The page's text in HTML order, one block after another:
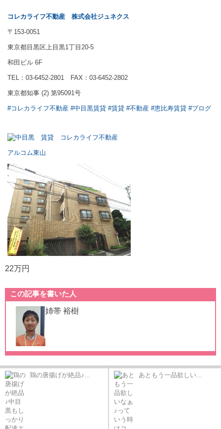
コレカライフ不動産 株式会社ジュネクス
〒153-0051
東京都目黒区上目黒1丁目20-5
和田ビル 6F
TEL：03-6452-2801 FAX：03-6452-2802
東京都知事 (2) 第95091号
#コレカライフ不動産 #中目黒賃貸 #賃貸 #不動産 #恵比寿賃貸 #ブログ
アルコム東山
22万円
この記事を書いた人
姉帯 裕樹
鶏の唐揚げが絶品♪... あともう一品欲しい...